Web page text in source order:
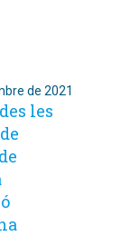
de 2021
les